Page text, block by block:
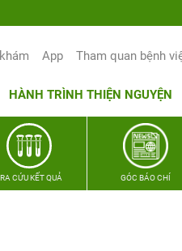
App Tham quan bệnh
HÀNH TRÌNH THIỆN NGUYỆN
CỨU KẾT QUẢ GÓC BÁO CHÍ